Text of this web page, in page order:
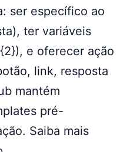
ser específico ao
ter variáveis
e oferecer ação
link, resposta
mantém
pré-
Saiba mais